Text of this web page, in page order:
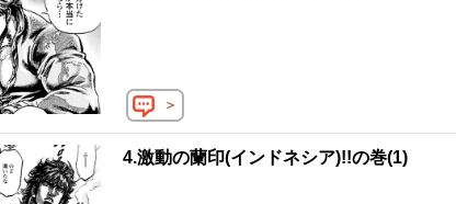
＞
4.激動の蘭印(インドネシア)!!の巻(1)